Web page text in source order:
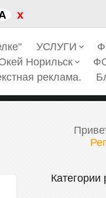
x
УСЛУГИ keyboard_arrow_down
Норильск keyboard_arrow_down
реклама.
Категории